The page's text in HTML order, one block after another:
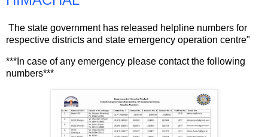
The state government has released helpline numbers for
respective districts and state emergency operation centre"
***In case of any emergency please contact the following
numbers***